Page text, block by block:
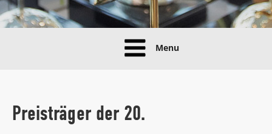
Menu
Preisträger der 20.